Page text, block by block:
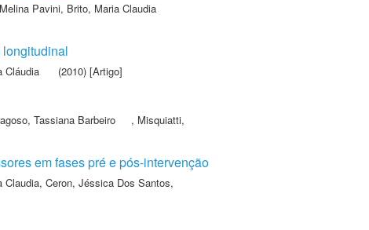
Pavini, Brito, Maria Claudia
Cláudia (2010) [Artigo]
Tassiana Barbeiro , Misquiatti,
em fases pré e pós-intervenção
Claudia, Ceron, Jéssica Dos Santos,